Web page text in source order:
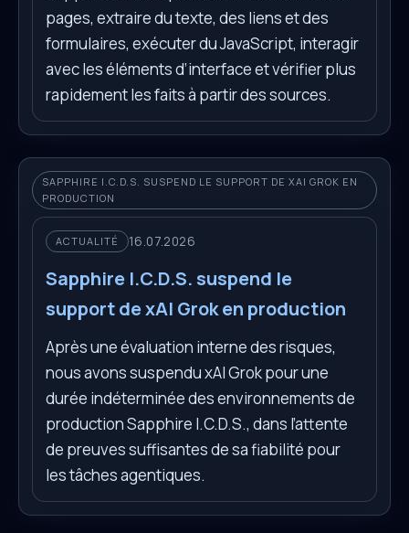
pages, extraire du texte, des liens et des
formulaires, exécuter du JavaScript, interagir
avec les éléments d’interface et vérifier plus
rapidement les faits à partir des sources.
SAPPHIRE I.C.D.S. SUSPEND LE SUPPORT DE XAI GROK EN
PRODUCTION
ACTUALITÉ 16.07.2026
Sapphire I.C.D.S. suspend le
support de xAI Grok en production
Après une évaluation interne des risques,
nous avons suspendu xAI Grok pour une
durée indéterminée des environnements de
production Sapphire I.C.D.S., dans l’attente
de preuves suffisantes de sa fiabilité pour
les tâches agentiques.